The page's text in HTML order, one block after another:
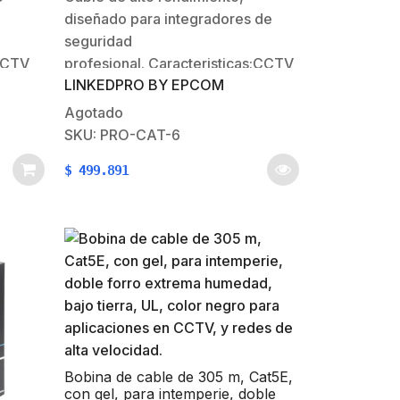
de
de
Versión Económica. Uso en
interior.
diseñado para integradores de
seguridad
profesional. Caracteristicas:CCTV
IP Megapixel / Instalaciones de
video análogo / Redes locales de
alta velocidadRedes
inalámbricasPara aplicaciones de
alta velocidad de datos, Fast
voz/datos.Para uso en tuberías
metálicas tipo conduit donde…
LINKEDPRO BY EPCOM
Agotado
SKU: PRO-CAT-6
$ 499.891
Bobina de cable de 305 m, Cat5E,
con gel, para intemperie, doble